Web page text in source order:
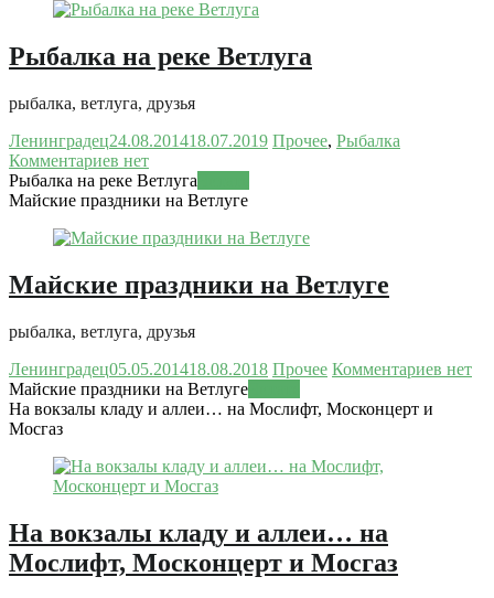
Рыбалка на реке Ветлуга
рыбалка, ветлуга, друзья
Ленинградец24.08.201418.07.2019 Прочее, Рыбалка
Комментариев нет
Рыбалка на реке Ветлуга
Майские праздники на Ветлуге
Майские праздники на Ветлуге
рыбалка, ветлуга, друзья
Ленинградец05.05.201418.08.2018 Прочее Комментариев нет
Майские праздники на Ветлуге
На вокзалы кладу и аллеи… на Мослифт, Москонцерт и
Мосгаз
На вокзалы кладу и аллеи… на
Мослифт, Москонцерт и Мосгаз